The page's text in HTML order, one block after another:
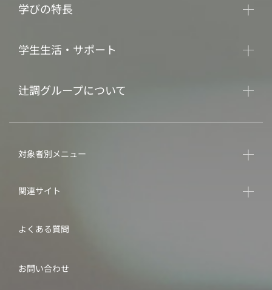
学びの特長
学生生活・サポート
辻調グループについて
対象者別メニュー
関連サイト
よくある質問
お問い合わせ